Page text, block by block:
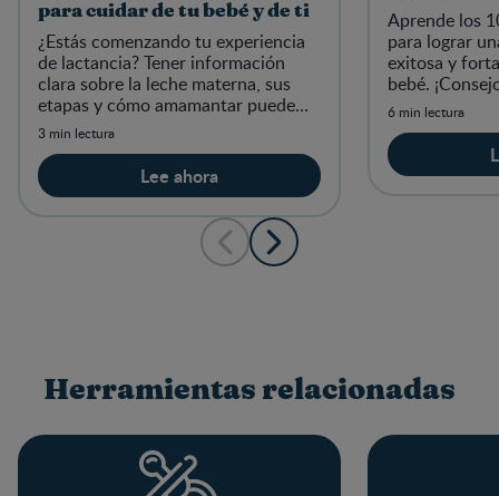
para cuidar de tu bebé y de ti
¿Estás comenzando tu experiencia
de lactancia? Tener información
clara sobre la leche materna, sus
etapas y cómo amamantar puede
ayudarte a disfrutar cada momento
3 min lectura
Lee ahora
Aprende los
para lograr
exitosa y
bebé.
efectivos!
6 min lectura
Herramientas relacionadas